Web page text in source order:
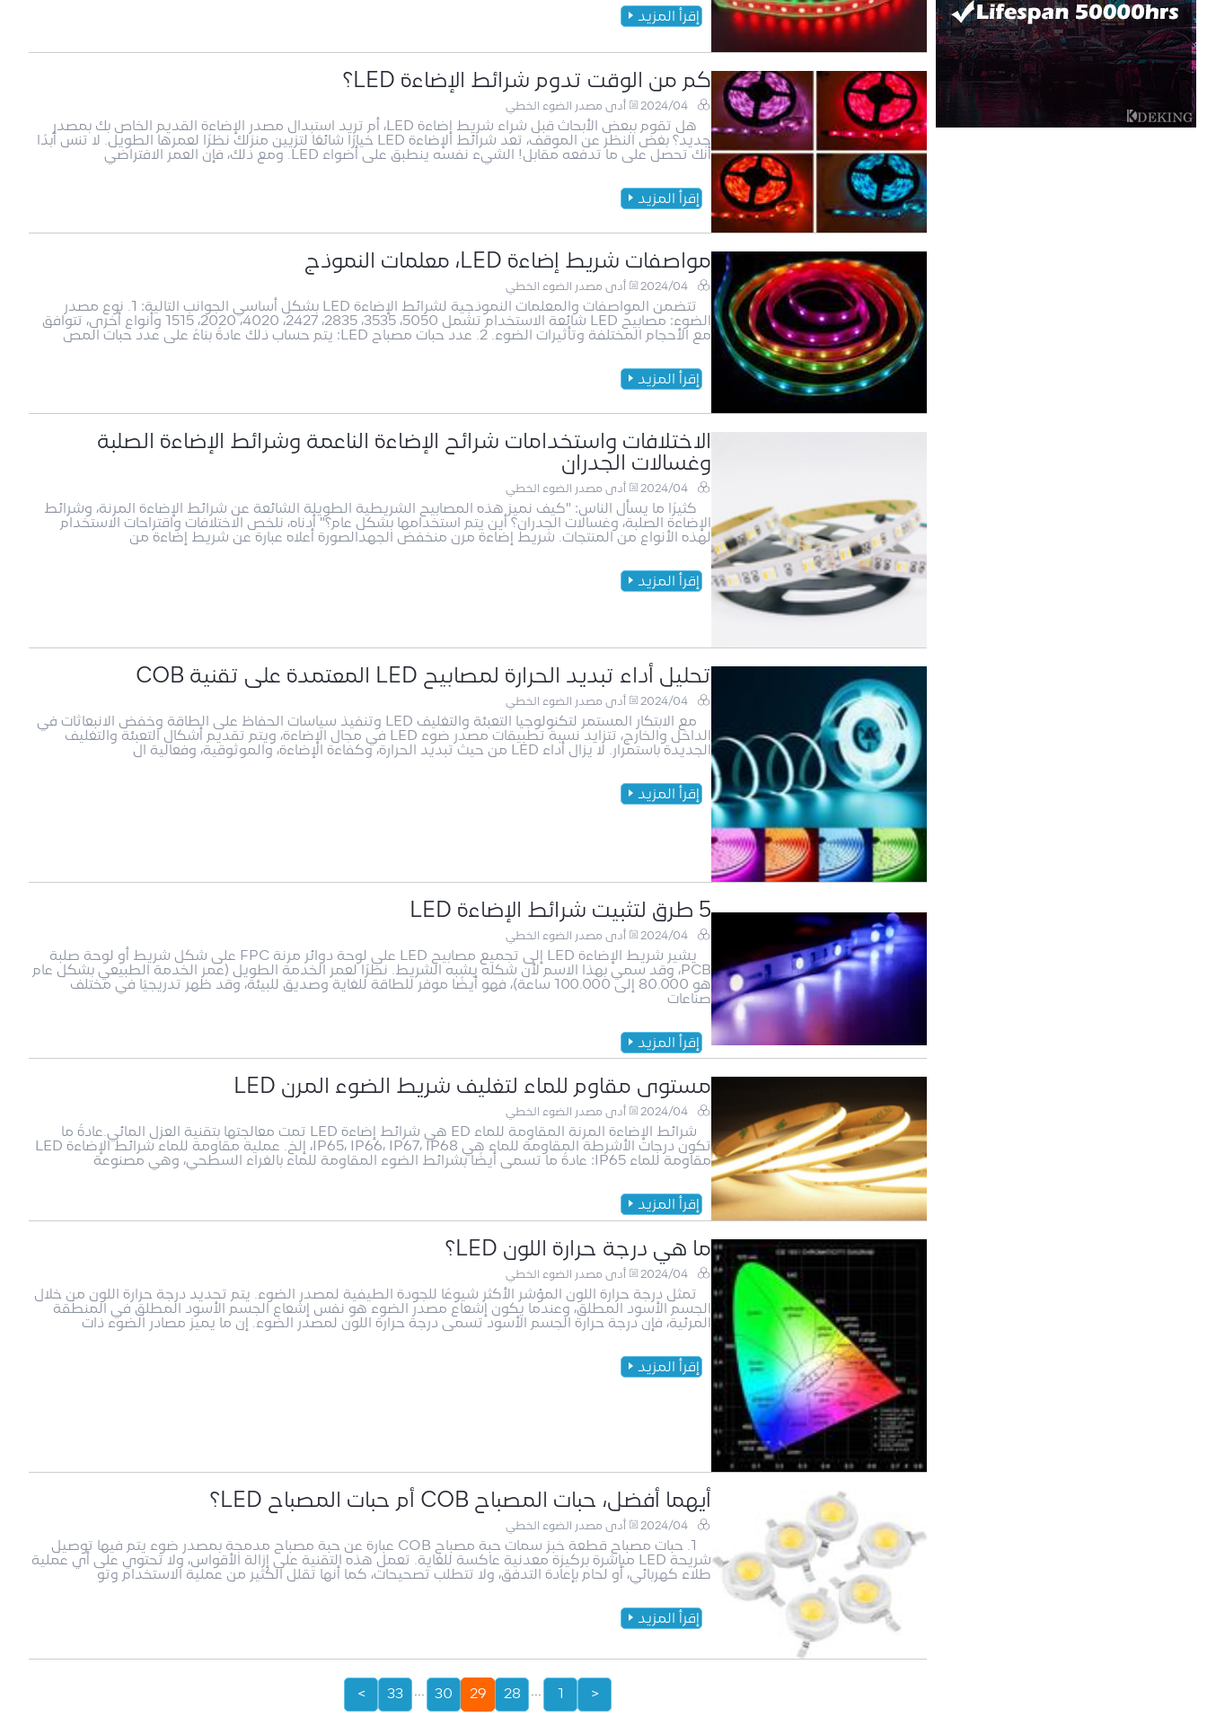
إقرأ المزيد
كم من الوقت تدوم شرائط الإضاءة LED؟
2024/04 أدى مصدر الضوء الخطي
هل تقوم ببعض الأبحاث قبل شراء شريط إضاءة LED، أم تريد استبدال مصدر الإضاءة القديم الخاص بك بمصدر
جديد؟ بغض النظر عن الموقف، تعد شرائط الإضاءة LED خيارًا شائعًا لتزيين منزلك نظرًا لعمرها الطويل. لا تنس أبدًا
أنك تحصل على ما تدفعه مقابل! الشيء نفسه ينطبق على أضواء LED. ومع ذلك، فإن العمر الافتراضي
إقرأ المزيد
مواصفات شريط إضاءة LED، معلمات النموذج
2024/04 أدى مصدر الضوء الخطي
تتضمن المواصفات والمعلمات النموذجية لشرائط الإضاءة LED بشكل أساسي الجوانب التالية: 1. نوع مصدر
الضوء: مصابيح LED شائعة الاستخدام تشمل 5050، 3535، 2835، 2427، 4020، 2020، 1515 وأنواع أخرى، تتوافق
مع الأحجام المختلفة وتأثيرات الضوء. 2. عدد حبات مصباح LED: يتم حساب ذلك عادةً بناءً على عدد حبات المص
إقرأ المزيد
الاختلافات واستخدامات شرائح الإضاءة الناعمة وشرائط الإضاءة الصلبة
وغسالات الجدران
2024/04 أدى مصدر الضوء الخطي
كثيرًا ما يسأل الناس: "كيف نميز هذه المصابيح الشريطية الطويلة الشائعة عن شرائط الإضاءة المرنة، وشرائط
الإضاءة الصلبة، وغسالات الجدران؟ أين يتم استخدامها بشكل عام؟" أدناه، نلخص الاختلافات واقتراحات الاستخدام
لهذه الأنواع من المنتجات. شريط إضاءة مرن منخفض الجهدالصورة أعلاه عبارة عن شريط إضاءة من
إقرأ المزيد
تحليل أداء تبديد الحرارة لمصابيح LED المعتمدة على تقنية COB
2024/04 أدى مصدر الضوء الخطي
مع الابتكار المستمر لتكنولوجيا التعبئة والتغليف LED وتنفيذ سياسات الحفاظ على الطاقة وخفض الانبعاثات في
الداخل والخارج، تتزايد نسبة تطبيقات مصدر ضوء LED في مجال الإضاءة، ويتم تقديم أشكال التعبئة والتغليف
الجديدة باستمرار. لا يزال أداء LED من حيث تبديد الحرارة، وكفاءة الإضاءة، والموثوقية، وفعالية ال
إقرأ المزيد
5 طرق لتثبيت شرائط الإضاءة LED
2024/04 أدى مصدر الضوء الخطي
يشير شريط الإضاءة LED إلى تجميع مصابيح LED على لوحة دوائر مرنة FPC على شكل شريط أو لوحة صلبة
PCB، وقد سمي بهذا الاسم لأن شكله يشبه الشريط. نظرًا لعمر الخدمة الطويل (عمر الخدمة الطبيعي بشكل عام
هو 80.000 إلى 100.000 ساعة)، فهو أيضًا موفر للطاقة للغاية وصديق للبيئة، وقد ظهر تدريجيًا في مختلف
صناعات
إقرأ المزيد
مستوى مقاوم للماء لتغليف شريط الضوء المرن LED
2024/04 أدى مصدر الضوء الخطي
شرائط الإضاءة المرنة المقاومة للماء ED هي شرائط إضاءة LED تمت معالجتها بتقنية العزل المائي.عادةً ما
تكون درجات الأشرطة المقاومة للماء هي IP65، IP66، IP67، IP68، إلخ. عملية مقاومة للماء شرائط الإضاءة LED
مقاومة للماء IP65: عادةً ما تسمى أيضًا بشرائط الضوء المقاومة للماء بالغراء السطحي، وهي مصنوعة
إقرأ المزيد
ما هي درجة حرارة اللون LED؟
2024/04 أدى مصدر الضوء الخطي
تمثل درجة حرارة اللون المؤشر الأكثر شيوعًا للجودة الطيفية لمصدر الضوء. يتم تحديد درجة حرارة اللون من خلال
الجسم الأسود المطلق، وعندما يكون إشعاع مصدر الضوء هو نفس إشعاع الجسم الأسود المطلق في المنطقة
المرئية، فإن درجة حرارة الجسم الأسود تسمى درجة حرارة اللون لمصدر الضوء. إن ما يميز مصادر الضوء ذات
إقرأ المزيد
أيهما أفضل، حبات المصباح COB أم حبات المصباح LED؟
2024/04 أدى مصدر الضوء الخطي
1. حبات مصباح قطعة خبز سمات حبة مصباح COB عبارة عن حبة مصباح مدمجة بمصدر ضوء يتم فيها توصيل
شريحة LED مباشرة بركيزة معدنية عاكسة للغاية. تعمل هذه التقنية على إزالة الأقواس، ولا تحتوي على أي عملية
طلاء كهربائي، أو لحام بإعادة التدفق، ولا تتطلب تصحيحات، كما أنها تقلل الكثير من عملية الاستخدام وتو
إقرأ المزيد
<
...
28
29
30
...
33
>